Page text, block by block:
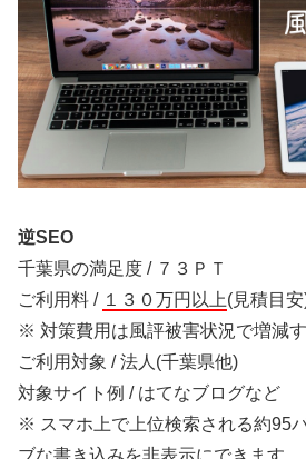
逆SEO
千葉県の満足度 / ７３ＰＴ
ご利用料 / １３０万円以上(見積目
※ 対策費用は風評被害状況で増減
ご利用対象 / 法人(千葉県他)
対象サイト例 / はてなブログなど
※ スマホ上で上位検索される約95